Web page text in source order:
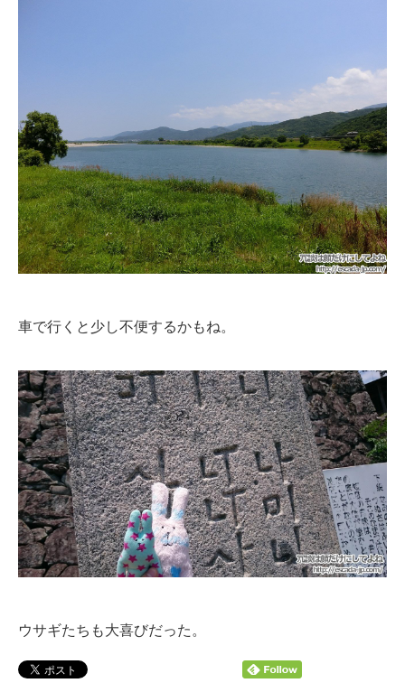
車で行くと少し不便するかもね。
ウサギたちも大喜びだった。